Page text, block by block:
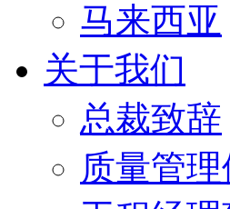
马来西亚
关于我们
总裁致辞
质量管